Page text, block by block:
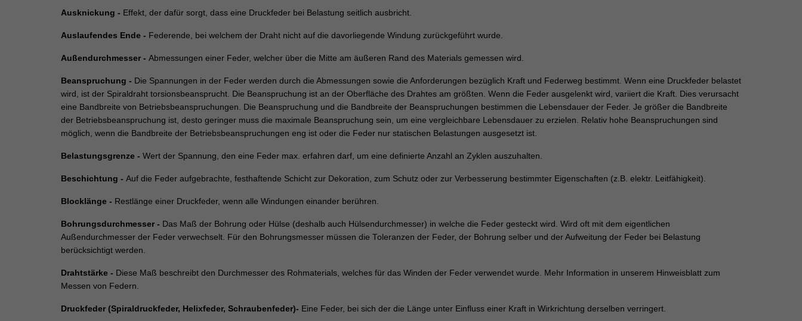
Ausknickung - Effekt, der dafür sorgt, dass eine Druckfeder bei Belastung seitlich ausbricht.
Auslaufendes Ende - Federende, bei welchem der Draht nicht auf die davorliegende Windung zurückgeführt wurde.
Außendurchmesser - Abmessungen einer Feder, welcher über die Mitte am äußeren Rand des Materials gemessen wird.
Beanspruchung - Die Spannungen in der Feder werden durch die Abmessungen sowie die Anforderungen bezüglich Kraft und Federweg bestimmt. Wenn eine Druckfeder belastet
wird, ist der Spiraldraht torsionsbeansprucht. Die Beanspruchung ist an der Oberfläche des Drahtes am größten. Wenn die Feder ausgelenkt wird, variiert die Kraft. Dies verursacht
eine Bandbreite von Betriebsbeanspruchungen. Die Beanspruchung und die Bandbreite der Beanspruchungen bestimmen die Lebensdauer der Feder. Je größer die Bandbreite
der Betriebsbeanspruchung ist, desto geringer muss die maximale Beanspruchung sein, um eine vergleichbare Lebensdauer zu erzielen. Relativ hohe Beanspruchungen sind
möglich, wenn die Bandbreite der Betriebsbeanspruchungen eng ist oder die Feder nur statischen Belastungen ausgesetzt ist.
Belastungsgrenze - Wert der Spannung, den eine Feder max. erfahren darf, um eine definierte Anzahl an Zyklen auszuhalten.
Beschichtung - Auf die Feder aufgebrachte, festhaftende Schicht zur Dekoration, zum Schutz oder zur Verbesserung bestimmter Eigenschaften (z.B. elektr. Leitfähigkeit).
Blocklänge - Restlänge einer Druckfeder, wenn alle Windungen einander berühren.
Bohrungsdurchmesser - Das Maß der Bohrung oder Hülse (deshalb auch Hülsendurchmesser) in welche die Feder gesteckt wird. Wird oft mit dem eigentlichen
Außendurchmesser der Feder verwechselt. Für den Bohrungsmesser müssen die Toleranzen der Feder, der Bohrung selber und der Aufweitung der Feder bei Belastung
berücksichtigt werden.
Drahtstärke - Diese Maß beschreibt den Durchmesser des Rohmaterials, welches für das Winden der Feder verwendet wurde. Mehr Information in unserem Hinweisblatt zum
Messen von Federn.
Druckfeder (Spiraldruckfeder, Helixfeder, Schraubenfeder)- Eine Feder, bei sich der die Länge unter Einfluss einer Kraft in Wirkrichtung derselben verringert.